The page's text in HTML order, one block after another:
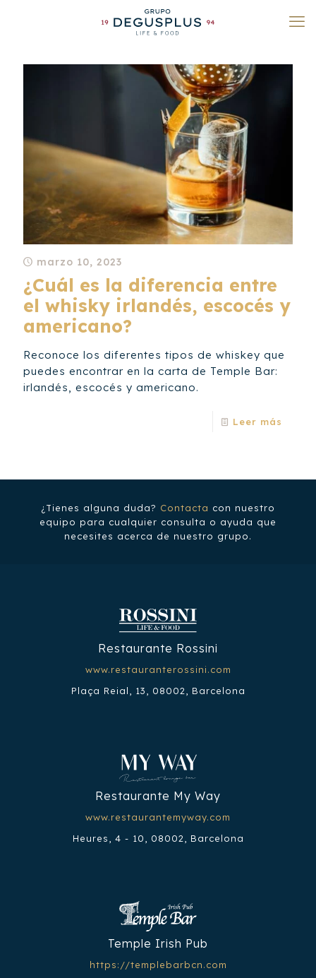
marzo 10, 2023
¿Cuál es la diferencia entre
el whisky irlandés, escocés y
americano?
Reconoce los diferentes tipos de whiskey que
puedes encontrar en la carta de Temple Bar:
irlandés, escocés y americano.
Leer más
¿Tienes alguna duda? Contacta con nuestro
equipo para cualquier consulta o ayuda que
necesites acerca de nuestro grupo.
Restaurante Rossini
www.restauranterossini.com
Plaça Reial, 13, 08002, Barcelona
Restaurante My Way
www.restaurantemyway.com
Heures, 4 - 10, 08002, Barcelona
Temple Irish Pub
https://templebarbcn.com